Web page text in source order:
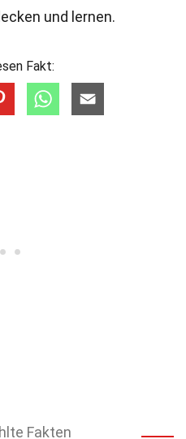
und lernen.
Fakt:
Fakten